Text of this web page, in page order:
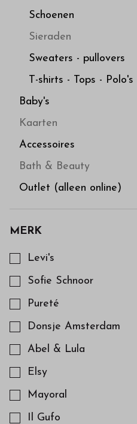
Schoenen
Sieraden
Sweaters - pullovers
T-shirts - Tops - Polo's
Baby's
Kaarten
Accessoires
Bath & Beauty
Outlet (alleen online)
MERK
Levi's
Sofie Schnoor
Pureté
Donsje Amsterdam
Abel & Lula
Elsy
Mayoral
Il Gufo